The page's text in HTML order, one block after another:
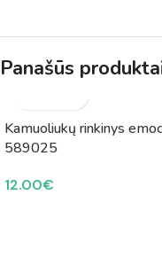
Panašūs
Kamuoliukų rinkinys
589025
12.00€